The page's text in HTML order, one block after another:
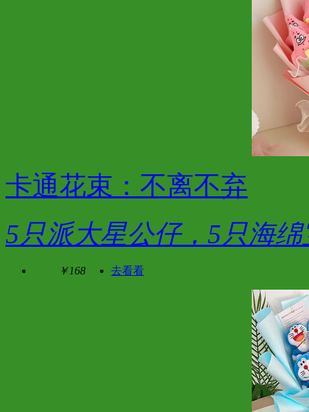
卡通花束：不离不弃
5只派大星公仔，5只海
￥168 去看看